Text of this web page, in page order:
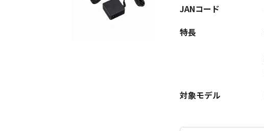
JANコード
特長
対象モデル